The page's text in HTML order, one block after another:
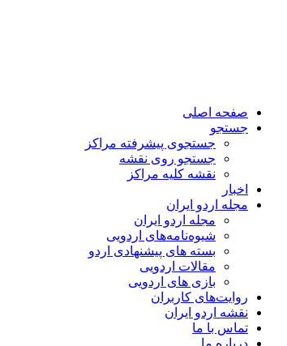
صفحه اصلی
جستجو
جستجوی پیشرفته مراکز
جستجو روی نقشه
نقشه کلیه مراکز
اخبار
مجله اردو ایران
مجله اردو ایران
شیوه‌نامه‌های اردویی
بسته های پیشنهادی اردو
مقالات اردویی
بازی های اردویی
روایت‌های کاربران
نقشه اردو ایران
تماس با ما
درباره ما